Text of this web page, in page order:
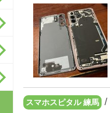
スマホスピタル 練馬 /